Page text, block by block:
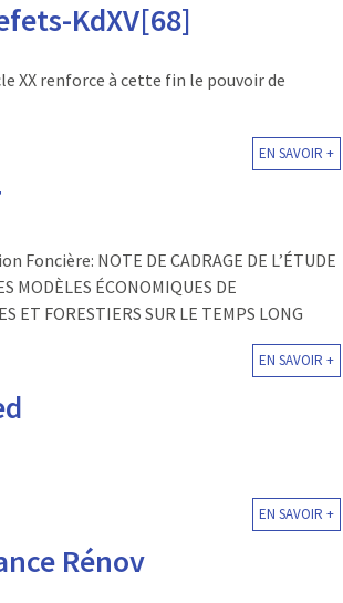
KdXV[68]
XX renforce à cette fin le pouvoir de
EN SAVOIR +
NOTE DE CADRAGE DE L’ÉTUDE
MODÈLES ÉCONOMIQUES DE
ET FORESTIERS SUR LE TEMPS LONG
EN SAVOIR +
EN SAVOIR +
Rénov